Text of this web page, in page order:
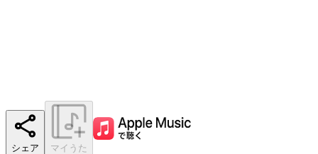
シェア マイうた